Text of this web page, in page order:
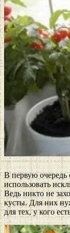
В первую очередь
использовать
Ведь никто не
кусты. Для них
для тех, у кого